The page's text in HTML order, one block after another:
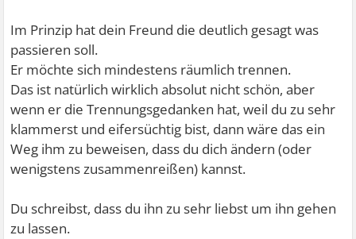
Im Prinzip hat dein Freund die deutlich gesagt was
passieren soll.
Er möchte sich mindestens räumlich trennen.
Das ist natürlich wirklich absolut nicht schön, aber
wenn er die Trennungsgedanken hat, weil du zu sehr
klammerst und eifersüchtig bist, dann wäre das ein
Weg ihm zu beweisen, dass du dich ändern (oder
wenigstens zusammenreißen) kannst.
Du schreibst, dass du ihn zu sehr liebst um ihn gehen
zu lassen.